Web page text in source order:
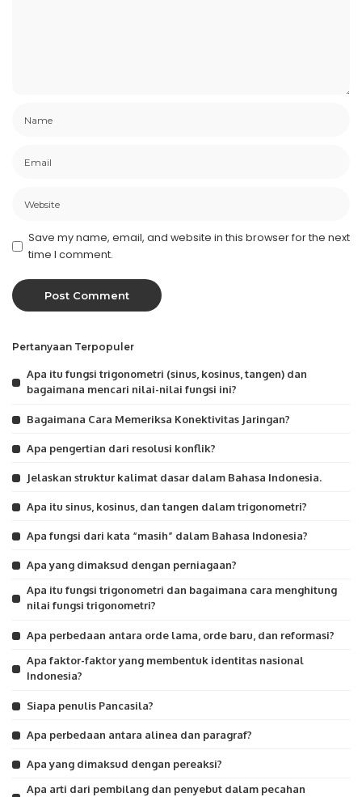
Save my name, email, and website in this browser for the next
time I comment.
Pertanyaan Terpopuler
Apa itu fungsi trigonometri (sinus, kosinus, tangen) dan
bagaimana mencari nilai-nilai fungsi ini?
Bagaimana Cara Memeriksa Konektivitas Jaringan?
Apa pengertian dari resolusi konflik?
Jelaskan struktur kalimat dasar dalam Bahasa Indonesia.
Apa itu sinus, kosinus, dan tangen dalam trigonometri?
Apa fungsi dari kata “masih” dalam Bahasa Indonesia?
Apa yang dimaksud dengan perniagaan?
Apa itu fungsi trigonometri dan bagaimana cara menghitung
nilai fungsi trigonometri?
Apa perbedaan antara orde lama, orde baru, dan reformasi?
Apa faktor-faktor yang membentuk identitas nasional
Indonesia?
Siapa penulis Pancasila?
Apa perbedaan antara alinea dan paragraf?
Apa yang dimaksud dengan pereaksi?
Apa arti dari pembilang dan penyebut dalam pecahan